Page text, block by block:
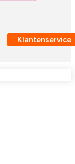
Klantenservice